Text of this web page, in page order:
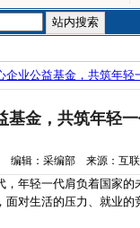
企业公益基金，共筑年轻
基金，共筑年轻
编辑：采编部 来源：互
年轻一代肩负着国家的
对生活的压力、就业